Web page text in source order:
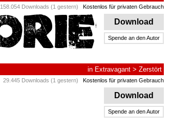
158.054 Downloads (1 gestern) Kostenlos für privaten Gebrauch
Download
Spende an den Autor
in Extravagant > Zerstört
29.445 Downloads (1 gestern) Kostenlos für privaten Gebrauch
Download
Spende an den Autor